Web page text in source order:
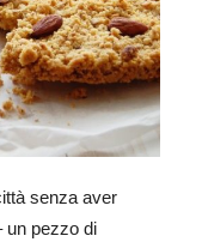
senza aver
un pezzo di